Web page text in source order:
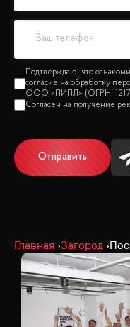
Отправить
Главная Загород